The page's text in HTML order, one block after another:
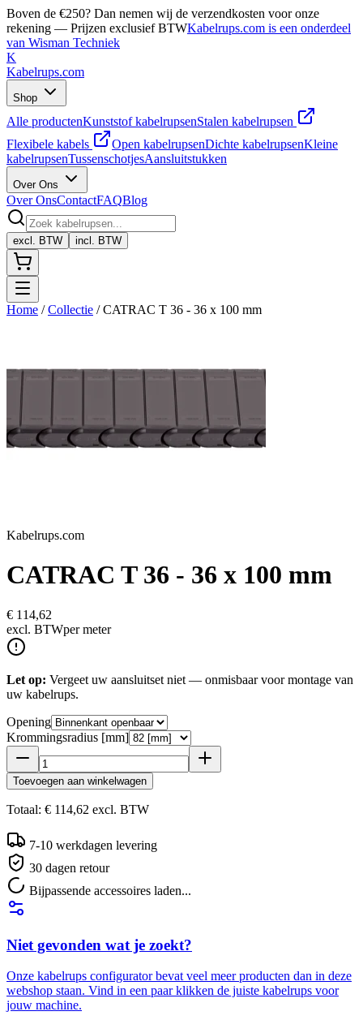
Boven de €250? Dan nemen wij de verzendkosten voor onze
rekening — Prijzen exclusief BTWKabelrups.com is een onderdeel
van Wisman Techniek
K
Kabelrups.com
Shop
Alle productenKunststof kabelrupsenStalen kabelrupsen
Flexibele kabels
Open kabelrupsenDichte kabelrupsenKleine
kabelrupsenTussenschotjesAansluitstukken
Over Ons
Over OnsContactFAQBlog
excl. BTW incl. BTW
Home / Collectie / CATRAC T 36 - 36 x 100 mm
Kabelrups.com
CATRAC T 36 - 36 x 100 mm
€ 114,62
excl. BTWper meter
Let op: Vergeet uw aansluitset niet — onmisbaar voor montage van
uw kabelrups.
Opening
Krommingsradius [mm]
Toevoegen aan winkelwagen
Totaal: € 114,62 excl. BTW
7-10 werkdagen levering
30 dagen retour
Bijpassende accessoires laden...
Niet gevonden wat je zoekt?
Onze kabelrups configurator bevat veel meer producten dan in deze
webshop staan. Vind in een paar klikken de juiste kabelrups voor
jouw machine.